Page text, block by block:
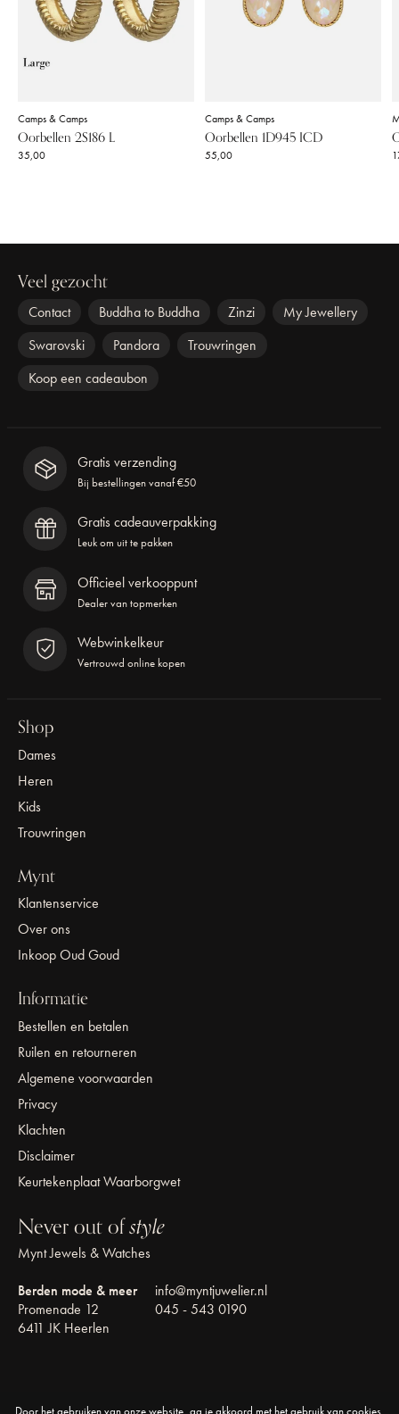
Camps & Camps
Oorbellen 2S186 L
35,00
Camps & Camps
Oorbellen 1D945 ICD
55,00
Veel gezocht
Contact Buddha to Buddha Zinzi
My Jewellery
Swarovski
Pandora
Trouwringen
Koop een cadeaubon
Gratis verzending
Bij bestellingen vanaf €50
Gratis cadeauverpakking
Leuk om uit te pakken
Officieel verkooppunt
Dealer van topmerken
Webwinkelkeur
Vertrouwd online kopen
Shop
Dames
Heren
Kids
Trouwringen
Mynt
Klantenservice
Over ons
Inkoop Oud Goud
Informatie
Bestellen en betalen
Ruilen en retourneren
Algemene voorwaarden
Privacy
Klachten
Disclaimer
Keurtekenplaat Waarborgwet
Never out ofstyle
Mynt Jewels & Watches
Berden mode & meer
Promenade 12
6411 JK Heerlen
info@myntjuwelier.nl
045 - 543 0190
Door het gebruiken van onze website, ga je akkoord met het gebruik van cookies